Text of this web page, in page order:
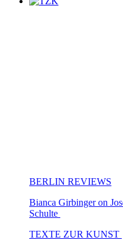
BERLIN REVIEWS
Bianca Girbinger on
Schulte
TEXTE ZUR KUNST